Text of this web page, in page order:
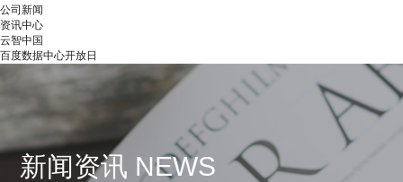
公司新闻
资讯中心
云智中国
百度数据中心开放日
新闻资讯 NEWS